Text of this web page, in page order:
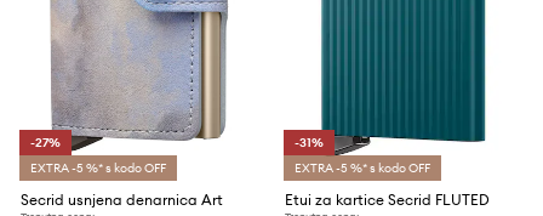
-27%
EXTRA -5 %* s kodo OFF
Secrid usnjena denarnica Art
-31%
EXTRA -5 %* s kodo OFF
Etui za kartice Secrid FLUTED